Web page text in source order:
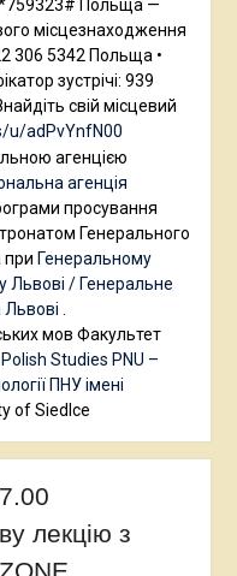
Польща —
місцезнаходження
306 5342 Польща •
зустрічі: 939
свій місцевий
u/adPvYnfN00
агенцією
агенція
просування
Генерального
при Генеральному
Львові / Генеральне
мов Факультет
Polish Studies PNU –
ПНУ імені
of Siedlce
лекцію з